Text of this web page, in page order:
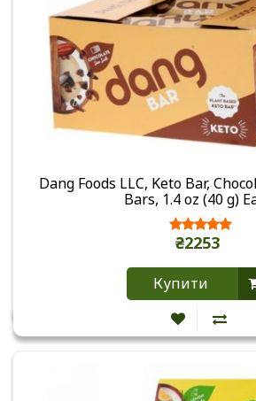
Dang Foods LLC, Keto Bar,
Bars, 1.4 oz (40 g)
₴2253
Купити